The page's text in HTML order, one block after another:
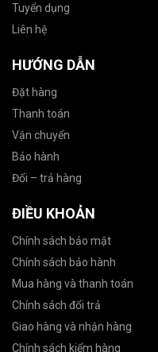
Tuyển dụng
Liên hệ
HƯỚNG DẪN
Đặt hàng
Thanh toán
Vận chuyển
Bảo hành
Đổi – trả hàng
ĐIỀU KHOẢN
Chính sách bảo mật
Chính sách bảo hành
Mua hàng và thanh toán
Chính sách đổi trả
Giao hàng và nhận hàng
Chính sách kiểm hàng